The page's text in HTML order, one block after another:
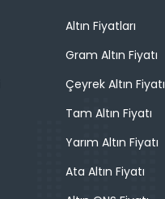
Altın Fiyatları
Gram Altın Fiyatı
Çeyrek Altın Fiyatı
Tam Altın Fiyatı
Yarım Altın Fiyatı
Ata Altın Fiyatı